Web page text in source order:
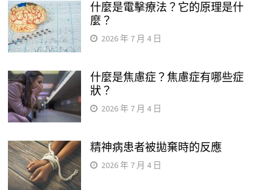
什麼是電擊療法？它的原理是什
麼？
2026 年 7 月 4 日
什麼是焦慮症？焦慮症有哪些症
狀？
2026 年 7 月 4 日
精神病患者被拋棄時的反應
2026 年 7 月 4 日